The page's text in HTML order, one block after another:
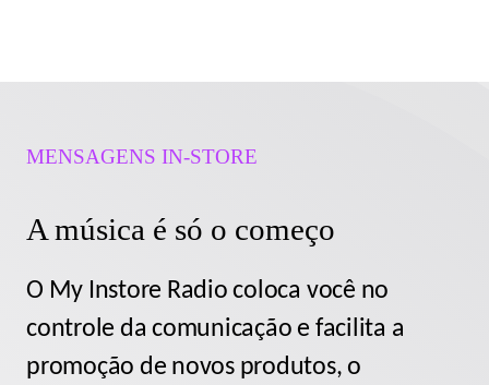
MENSAGENS IN-STORE
A música é só o começo
O My Instore Radio coloca você no
controle da comunicação e facilita a
promoção de novos produtos, o